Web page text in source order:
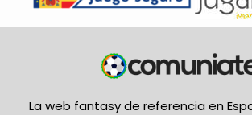
La web fantasy de referencia en